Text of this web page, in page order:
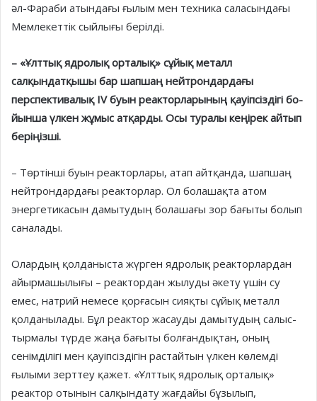
әл-Фараби атындағы ғылым мен тех­ника саласындағы
Мемлекеттік сыйлығы берілді.
– «Ұлттық ядролық орталық» сұйық металл
салқындатқышы бар шапшаң нейтрондардағы
перспективалық IV буын реак­тор­ларының қауіпсіздігі бо­
йынша үлкен жұмыс ат­қар­ды. Осы туралы кеңірек айтып
беріңізші.
– Төртінші буын реакторлары, атап айтқанда, шапшаң
нейтрондардағы реакторлар. Ол болашақта атом
энергетикасын дамытудың болашағы зор бағыты болып
саналады.
Олардың қолданыста жүрген ядролық реакторлардан
айыр­ма­шылығы – реактордан жылуды әкету үшін су
емес, натрий немесе қорғасын сияқты сұйық металл
қолданылады. Бұл реактор жасауды дамытудың салыс­
тырмалы түрде жаңа бағыты болғандықтан, оның
сенімділігі мен қауіпсіздігін растайтын үлкен көлемді
ғылыми зерттеу қажет. «Ұлттық ядролық орталық»
реактор отынын сал­қындату жағдайы бұзылып,